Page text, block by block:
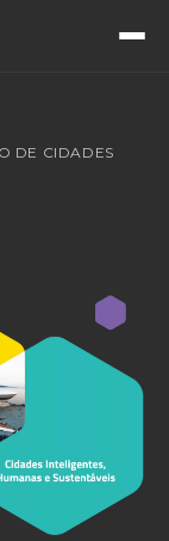
DE CIDADES